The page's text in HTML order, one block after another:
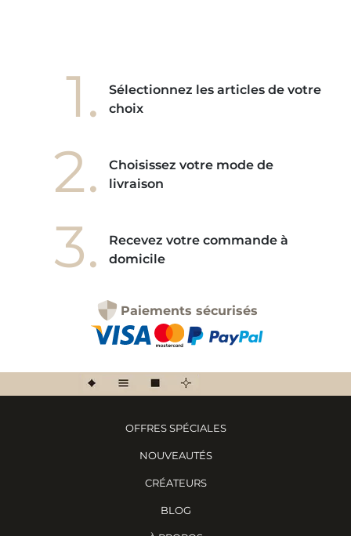
1.
Sélectionnez les articles de votre
choix
2.
Choisissez votre mode de
livraison
3.
Recevez votre commande à
domicile
Paiements sécurisés
OFFRES SPÉCIALES
NOUVEAUTÉS
CRÉATEURS
BLOG